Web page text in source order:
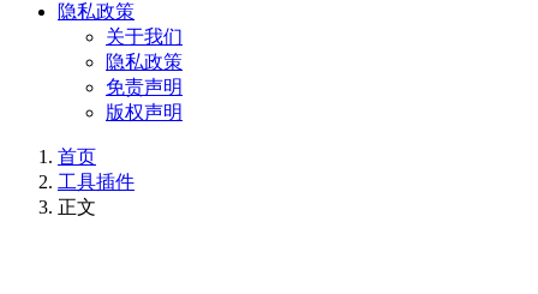
隐私政策
关于我们
隐私政策
免责声明
版权声明
首页
工具插件
正文